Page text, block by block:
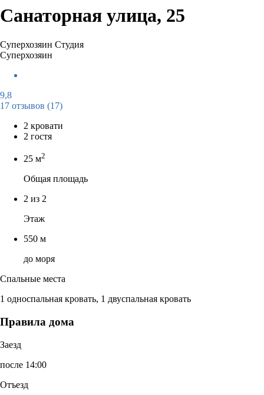
Санаторная улица, 25
Суперхозяин Студия
Суперхозяин
9,8
17 отзывов (17)
2 кровати
2 гостя
25 м2
Общая площадь
2 из 2
Этаж
550 м
до моря
Спальные места
1 односпальная кровать, 1 двуспальная кровать
Правила дома
Заезд
после 14:00
Отъезд